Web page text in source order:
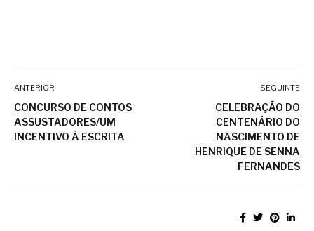
ANTERIOR
CONCURSO DE CONTOS
ASSUSTADORES/UM
INCENTIVO À ESCRITA
SEGUINTE
CELEBRAÇÃO DO
CENTENÁRIO DO
NASCIMENTO DE
HENRIQUE DE SENNA
FERNANDES